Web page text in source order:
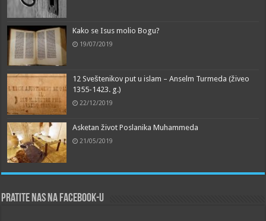
Kako se Isus molio Bogu?
19/07/2019
12 Sveštenikov put u islam – Anselm Turmeda (živeo
1355-1423. g.)
22/12/2019
Asketan život Poslanika Muhammeda
21/05/2019
Pratite nas na Facebook-u